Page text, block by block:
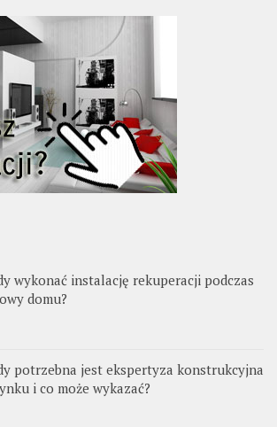
wykonać instalację rekuperacji podczas
domu?
potrzebna jest ekspertyza konstrukcyjna
i co może wykazać?